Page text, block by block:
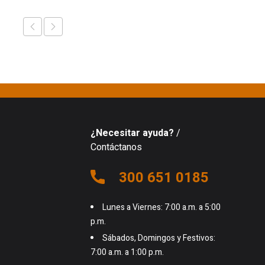
¿Necesitar ayuda? /
Contáctanos
300 651 0185
Lunes a Viernes: 7:00 a.m. a 5:00
p.m.
Sábados, Domingos y Festivos:
7:00 a.m. a 1:00 p.m.